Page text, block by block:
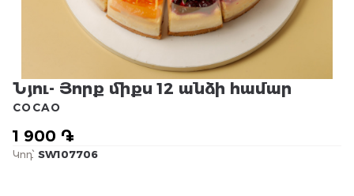
Նյու- Յորք միքս 12 անձի համար
1 900 ֏
COCAO
Կոդ՝ SW107706